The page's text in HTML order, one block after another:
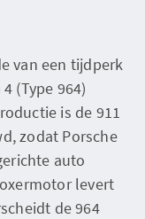
van een tijdperk
(Type 964)
is de 911
zodat Porsche
auto
levert
de 964